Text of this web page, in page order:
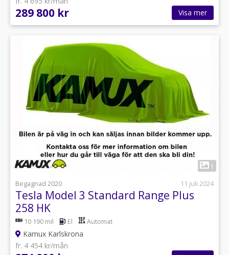
289 800 kr Visa mer
1
Begagnad 2020
11 juli 2024
Tesla Model 3 Standard Range Plus
258 HK
10 190 mil El Automat
Kamux Karlskrona
fr. 4 454 kr/mån